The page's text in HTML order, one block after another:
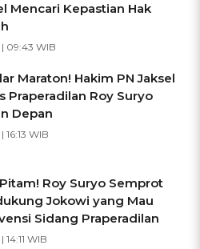
Mencari Kepastian Hak
| 09:43 WIB
Maraton! Hakim PN Jaksel
Praperadilan Roy Suryo
Depan
| 16:13 WIB
Roy Suryo Semprot
Jokowi yang Mau
Sidang Praperadilan
| 14:11 WIB